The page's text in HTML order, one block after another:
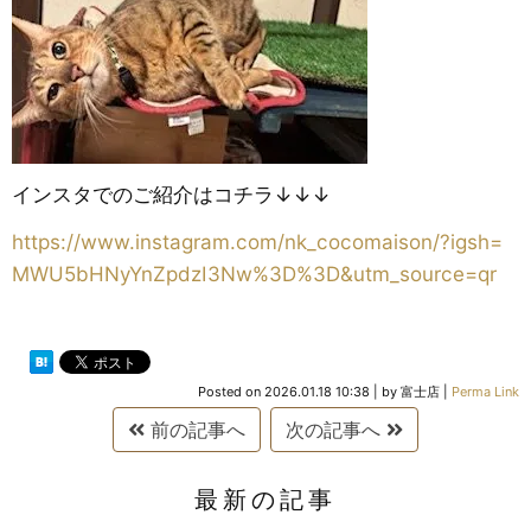
インスタでのご紹介はコチラ↓↓↓
https://www.instagram.com/nk_cocomaison/?igsh=
MWU5bHNyYnZpdzI3Nw%3D%3D&utm_source=qr
Posted on 2026.01.18 10:38 by 富士店 Perma Link
前の記事へ 次の記事へ
最新の記事